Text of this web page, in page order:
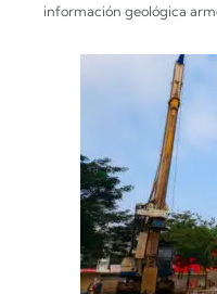
información geológica